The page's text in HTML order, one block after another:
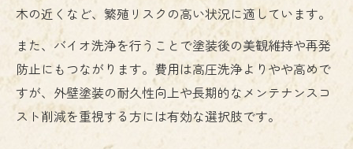
木の近くなど、繁殖リスクの高い状況に適しています。
また、バイオ洗浄を行うことで塗装後の美観維持や再発
防止にもつながります。費用は高圧洗浄よりやや高めで
すが、外壁塗装の耐久性向上や長期的なメンテナンスコ
スト削減を重視する方には有効な選択肢です。